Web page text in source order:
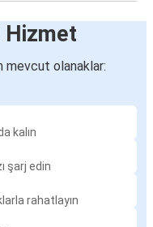
Hizmet
mevcut olanaklar:
kalın
şarj edin
rahatlayın